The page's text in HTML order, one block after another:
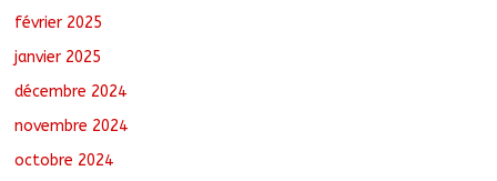
février 2025
janvier 2025
décembre 2024
novembre 2024
octobre 2024